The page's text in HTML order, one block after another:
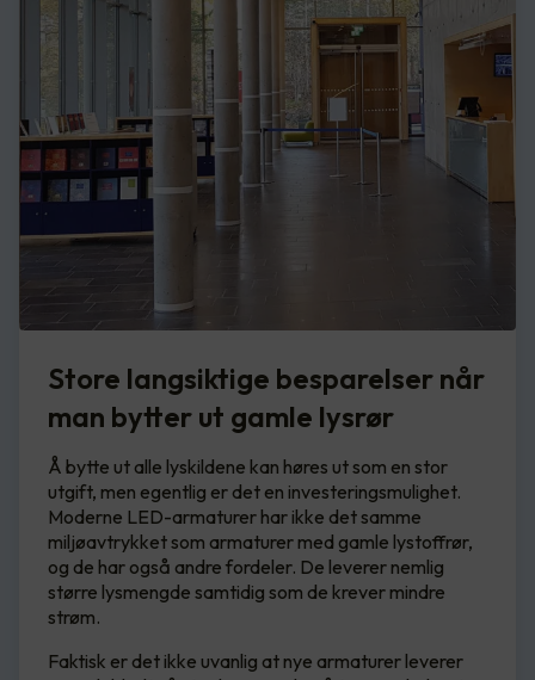
Store langsiktige besparelser når
man bytter ut gamle lysrør
Å bytte ut alle lyskildene kan høres ut som en stor
utgift, men egentlig er det en investeringsmulighet.
Moderne LED-armaturer har ikke det samme
miljøavtrykket som armaturer med gamle lystoffrør,
og de har også andre fordeler. De leverer nemlig
større lysmengde samtidig som de krever mindre
strøm.
Faktisk er det ikke uvanlig at nye armaturer leverer